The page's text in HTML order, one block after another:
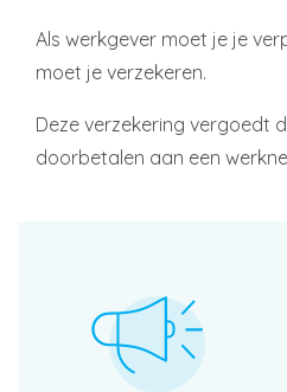
Als werkgever moet je je
moet je verzekeren.
Deze verzekering vergoedt
doorbetalen aan een